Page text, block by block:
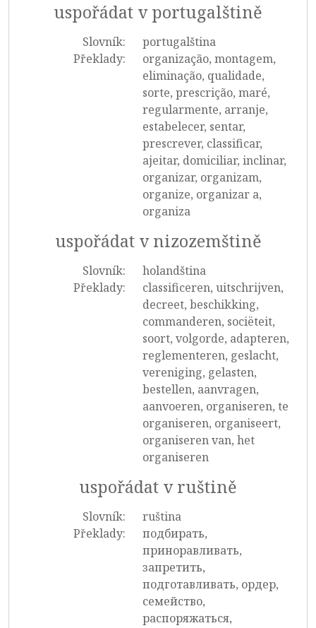
uspořádat v portugalštině
Slovník:
portugalština
Překlady:
organização, montagem,
eliminação, qualidade,
sorte, prescrição, maré,
regularmente, arranje,
estabelecer, sentar,
prescrever, classificar,
ajeitar, domiciliar, inclinar,
organizar, organizam,
organize, organizar a,
organiza
uspořádat v nizozemštině
Slovník:
holandština
Překlady:
classificeren, uitschrijven,
decreet, beschikking,
commanderen, sociëteit,
soort, volgorde, adapteren,
reglementeren, geslacht,
vereniging, gelasten,
bestellen, aanvragen,
aanvoeren, organiseren, te
organiseren, organiseert,
organiseren van, het
organiseren
uspořádat v ruštině
Slovník:
ruština
Překlady:
подбирать,
приноравливать,
запретить,
подготавливать, ордер,
семейство,
распоряжаться,